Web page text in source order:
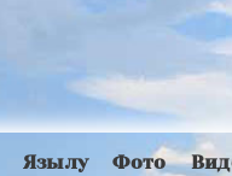
Язылу Фото